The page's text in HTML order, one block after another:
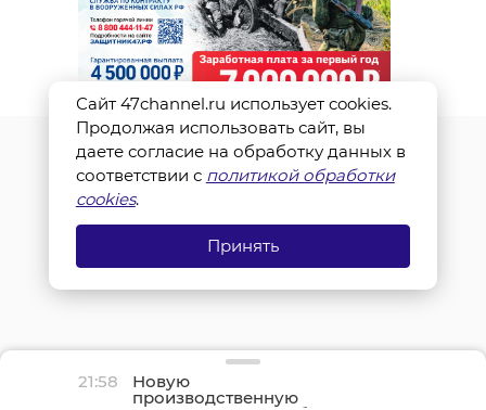
21:58 Новую
производственную
Сайт 47channel.ru использует cookies.
Продолжая использовать сайт, вы
даете согласие на обработку данных в
соответствии с политикой обработки
cookies.
Принять